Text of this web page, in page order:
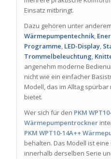
Einsatz mitbringt.
Dazu gehören unter anderem
Wärmepumpentechnik,
Programme, LED-Display,
Trommelbeleuchtung,
angenehm moderne
nicht wie ein einfacher
Modell, das im Alltag
bietet.
Wer sich für den PKM
Wärmepumpentrockner
PKM WPT10-14A++
behalten. Das Modell ist
innerhalb derselben Serie